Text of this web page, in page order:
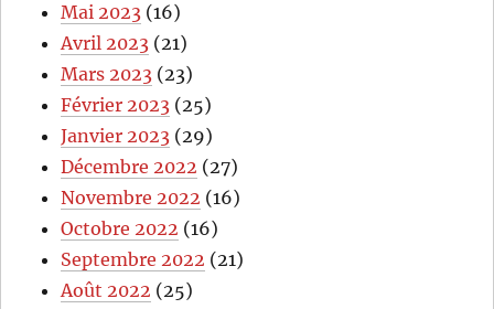
Mai 2023 (16)
Avril 2023 (21)
Mars 2023 (23)
Février 2023 (25)
Janvier 2023 (29)
Décembre 2022 (27)
Novembre 2022 (16)
Octobre 2022 (16)
Septembre 2022 (21)
Août 2022 (25)